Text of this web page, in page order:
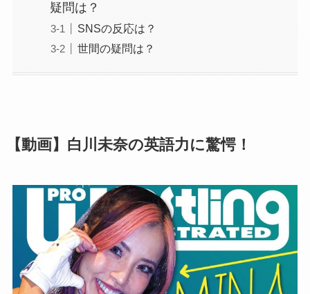
疑問は？
SNSの反応は？
世間の疑問は？
【動画】白川未奈の英語力に驚愕！